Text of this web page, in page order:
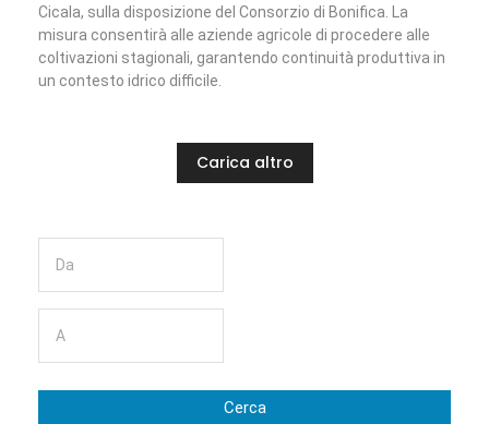
Cicala, sulla disposizione del Consorzio di Bonifica. La
misura consentirà alle aziende agricole di procedere alle
coltivazioni stagionali, garantendo continuità produttiva in
un contesto idrico difficile.
Carica altro
Cerca